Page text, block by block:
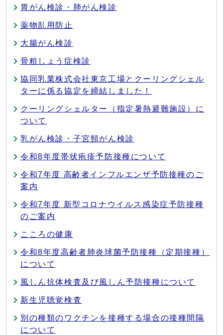
胃がん検診・肺がん検診
薬物乱用防止
大腸がん検診
骨粗しょう症検診
協同乳業株式会社東京工場とクーリングシェル
ターに係る協定を締結しました！
クーリングシェルター（指定暑熱避難施設）に
ついて
乳がん検診・子宮頸がん検診
令和8年度帯状疱疹予防接種について
令和7年度 高齢者インフルエンザ予防接種のご
案内
令和7年度 新型コロナウイルス感染症予防接種
のご案内
こころの健康
令和8年度高齢者肺炎球菌予防接種（定期接種）
について
風しん抗体検査及び風しん予防接種について
新生児聴覚検査
別の種類のワクチンを接種する場合の接種間隔
について